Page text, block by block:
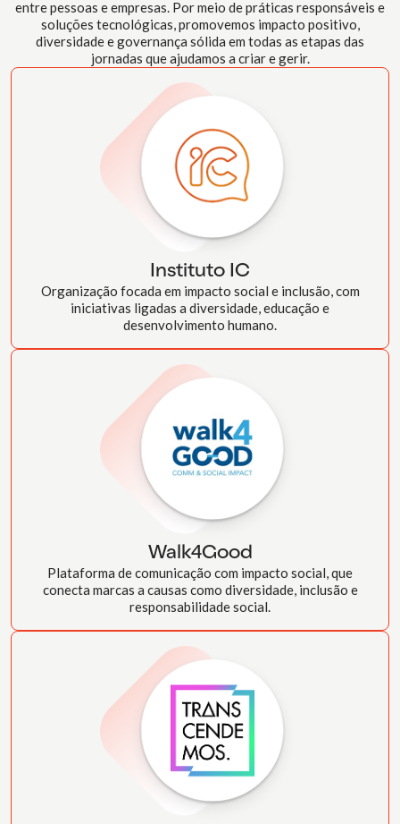
entre pessoas e empresas. Por meio de práticas responsáveis e
soluções tecnológicas, promovemos impacto positivo,
diversidade e governança sólida em todas as etapas das
jornadas que ajudamos a criar e gerir.
Instituto IC
Organização focada em impacto social e inclusão, com
iniciativas ligadas a diversidade, educação e
desenvolvimento humano.
Walk4Good
Plataforma de comunicação com impacto social, que
conecta marcas a causas como diversidade, inclusão e
responsabilidade social.